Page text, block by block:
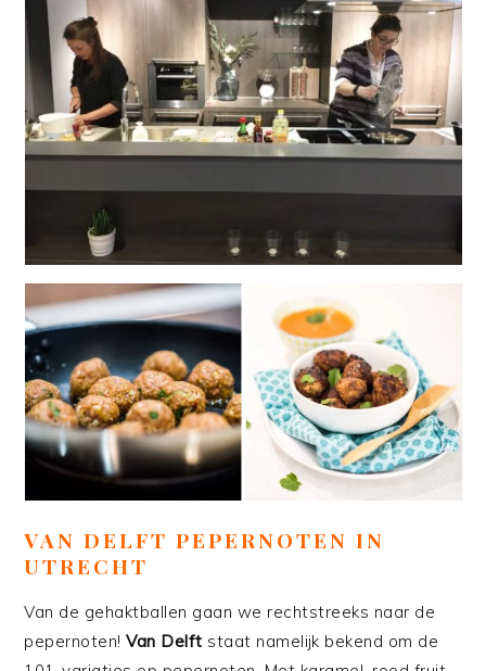
VAN DELFT PEPERNOTEN IN
UTRECHT
Van de gehaktballen gaan we rechtstreeks naar de
pepernoten!Van Delft staat namelijk bekend om de